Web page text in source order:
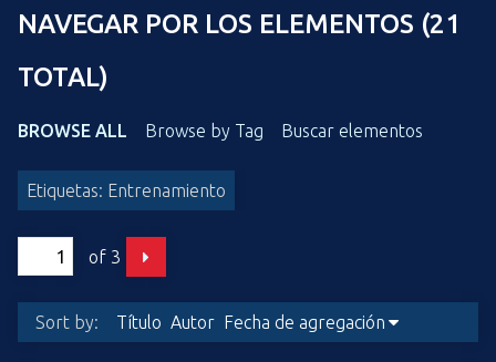
NAVEGAR POR LOS ELEMENTOS (21
TOTAL)
BROWSE ALL Browse by Tag Buscar elementos
Etiquetas: Entrenamiento
of 3
Sort by: Título Autor Fecha de agregación